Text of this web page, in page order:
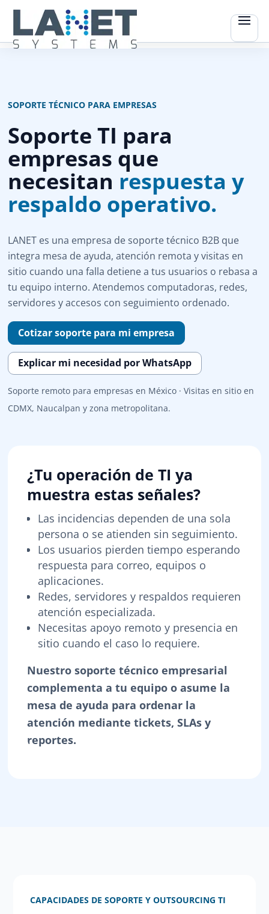
SOPORTE TÉCNICO PARA EMPRESAS
Soporte TI para
empresas que
necesitan respuesta y
respaldo operativo.
LANET es una empresa de soporte técnico B2B que
integra mesa de ayuda, atención remota y visitas en
sitio cuando una falla detiene a tus usuarios o rebasa a
tu equipo interno. Atendemos computadoras, redes,
servidores y accesos con seguimiento ordenado.
Cotizar soporte para mi empresa
Explicar mi necesidad por WhatsApp
Soporte remoto para empresas en México · Visitas en sitio en
CDMX, Naucalpan y zona metropolitana.
¿Tu operación de TI ya
muestra estas señales?
Las incidencias dependen de una sola
persona o se atienden sin seguimiento.
Los usuarios pierden tiempo esperando
respuesta para correo, equipos o
aplicaciones.
Redes, servidores y respaldos requieren
atención especializada.
Necesitas apoyo remoto y presencia en
sitio cuando el caso lo requiere.
Nuestro soporte técnico empresarial
complementa a tu equipo o asume la
mesa de ayuda para ordenar la
atención mediante tickets, SLAs y
reportes.
CAPACIDADES DE SOPORTE Y OUTSOURCING TI